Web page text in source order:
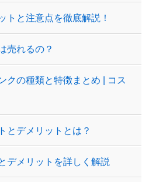
トと注意点を徹底解説！
売れるの？
クの種類と特徴まとめ | コス
とデメリットとは？
デメリットを詳しく解説